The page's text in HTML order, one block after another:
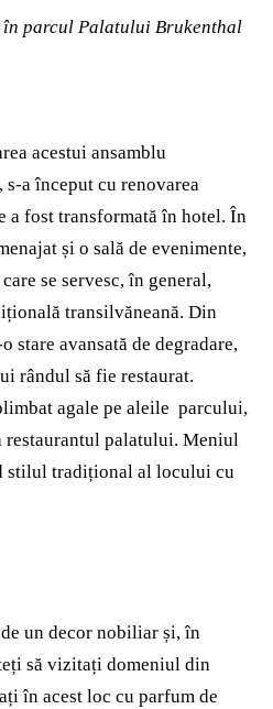
parcul Palatului Brukenthal
acestui ansamblu
a început cu renovarea
a fost transformată în hotel. În
și o sală de evenimente,
se servesc, în general,
transilvăneană. Din
stare avansată de degradare,
rândul să fie restaurat.
agale pe aleile parcului,
restaurantul palatului. Meniul
stilul tradițional al locului cu
un decor nobiliar și, în
să vizitați domeniul din
în acest loc cu parfum de